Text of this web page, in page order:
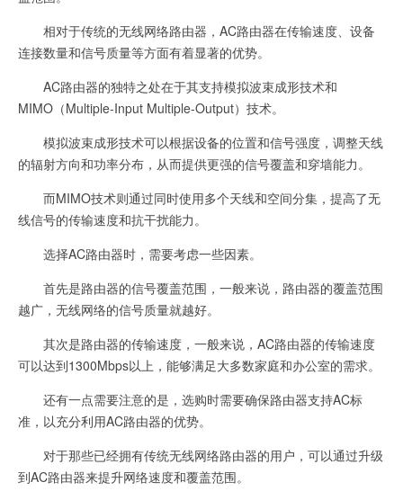
相对于传统的无线网络路由器，AC路由器在传输速度、设备
连接数量和信号质量等方面有着显著的优势。
AC路由器的独特之处在于其支持模拟波束成形技术和
MIMO（Multiple-Input Multiple-Output）技术。
模拟波束成形技术可以根据设备的位置和信号强度，调整天线
的辐射方向和功率分布，从而提供更强的信号覆盖和穿墙能力。
而MIMO技术则通过同时使用多个天线和空间分集，提高了无
线信号的传输速度和抗干扰能力。
选择AC路由器时，需要考虑一些因素。
首先是路由器的信号覆盖范围，一般来说，路由器的覆盖范围
越广，无线网络的信号质量就越好。
其次是路由器的传输速度，一般来说，AC路由器的传输速度
可以达到1300Mbps以上，能够满足大多数家庭和办公室的需求。
还有一点需要注意的是，选购时需要确保路由器支持AC标
准，以充分利用AC路由器的优势。
对于那些已经拥有传统无线网络路由器的用户，可以通过升级
到AC路由器来提升网络速度和覆盖范围。